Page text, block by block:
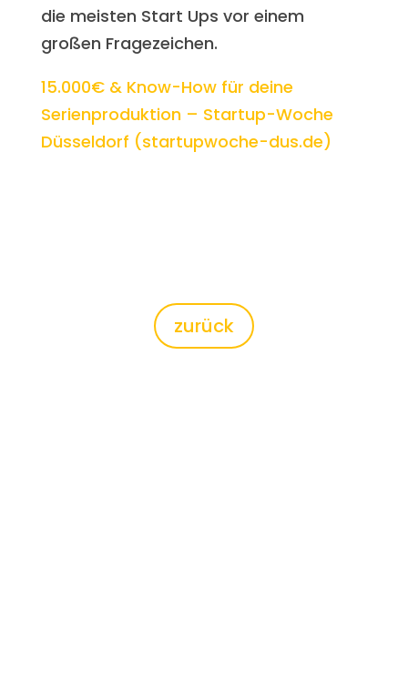
die meisten Start Ups vor einem
großen Fragezeichen.
15.000€ & Know-How für deine
Serienproduktion – Startup-Woche
Düsseldorf (startupwoche-dus.de)
zurück